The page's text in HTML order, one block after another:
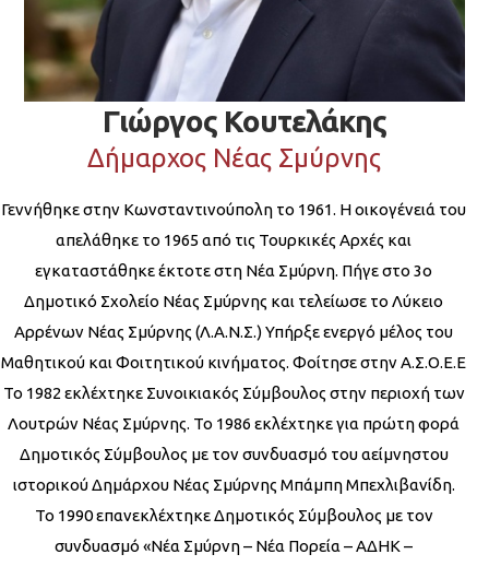
Γιώργος Κουτελάκης
Δήμαρχος Νέας Σμύρνης
Γεννήθηκε στην Κωνσταντινούπολη το 1961. Η οικογένειά του
απελάθηκε το 1965 από τις Τουρκικές Αρχές και
εγκαταστάθηκε έκτοτε στη Νέα Σμύρνη. Πήγε στο 3ο
Δημοτικό Σχολείο Νέας Σμύρνης και τελείωσε το Λύκειο
Αρρένων Νέας Σμύρνης (Λ.Α.Ν.Σ.) Υπήρξε ενεργό μέλος του
Μαθητικού και Φοιτητικού κινήματος. Φοίτησε στην Α.Σ.Ο.Ε.Ε
Το 1982 εκλέχτηκε Συνοικιακός Σύμβουλος στην περιοχή των
Λουτρών Νέας Σμύρνης. Το 1986 εκλέχτηκε για πρώτη φορά
Δημοτικός Σύμβουλος με τον συνδυασμό του αείμνηστου
ιστορικού Δημάρχου Νέας Σμύρνης Μπάμπη Μπεχλιβανίδη.
Το 1990 επανεκλέχτηκε Δημοτικός Σύμβουλος με τον
συνδυασμό «Νέα Σμύρνη – Νέα Πορεία – ΑΔΗΚ –